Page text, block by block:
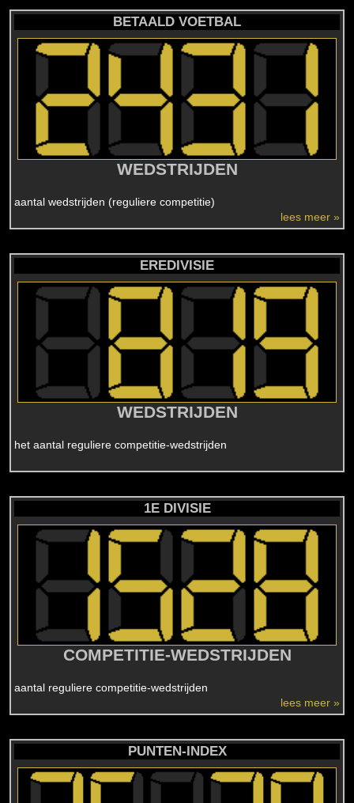
BETAALD VOETBAL
WEDSTRIJDEN
aantal wedstrijden (reguliere competitie)
lees meer »
EREDIVISIE
WEDSTRIJDEN
het aantal reguliere competitie-wedstrijden
1E DIVISIE
COMPETITIE-WEDSTRIJDEN
aantal reguliere competitie-wedstrijden
lees meer »
PUNTEN-INDEX